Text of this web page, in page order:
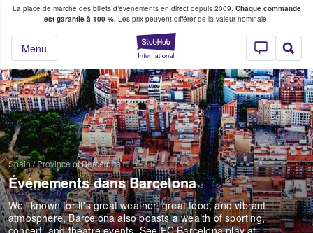
La place de marché des billets d’événements en direct depuis 2009. Chaque commande
est garantie à 100 %. Les prix peuvent différer de la valeur nominale.
StubHub - Où
Menu
fans achètent et vendent des billets
Spain/Province of Barcelona
Événements dans Barcelona
Well known for it's great weather, great food, and vibrant
atmosphere, Barcelona also boasts a wealth of sporting,
concert, and theatre events. See FC Barcelona play at